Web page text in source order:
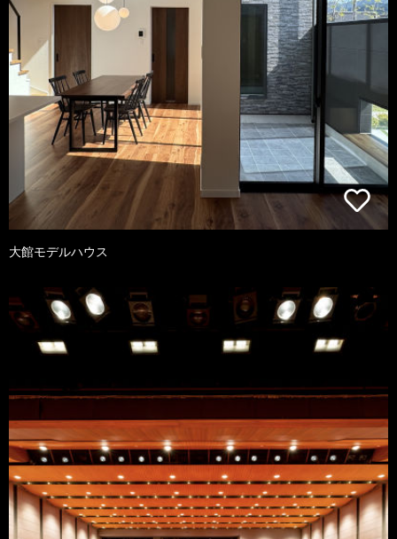
大館モデルハウス